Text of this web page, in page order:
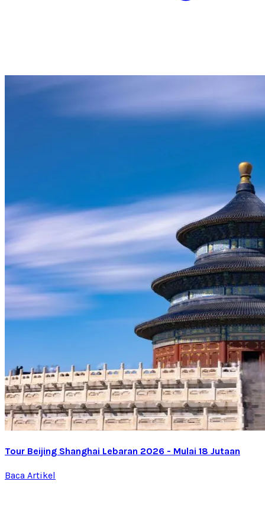
Tour Beijing Shanghai Lebaran 2026 - Mulai 18 Jutaan
Baca Artikel